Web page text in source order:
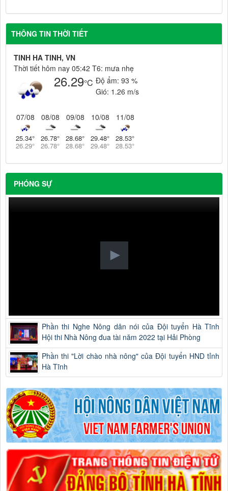
THÔNG TIN THỜI TIẾT
TINH HA TINH, VN
Thời tiết hôm nay 05:42 T6: mưa nhẹ
26.29°C Độ ẩm: 93 %
Gió: 1.26 m/s
07/08
25.34°
26.29°
08/08
26.78°
26.78°
09/08
28.68°
28.68°
10/08
29.48°
29.48°
11/08
28.53°
28.53°
PHÓNG SỰ
Phần thi Nghe Nông dân nói của Đội tuyển Hà Tĩnh
Hội thi Nhà Nông đua tài năm 2022 tại Hải Phòng
Phần thi "Lời chào nhà nông" của Đội tuyển HND tỉnh
Hà Tĩnh